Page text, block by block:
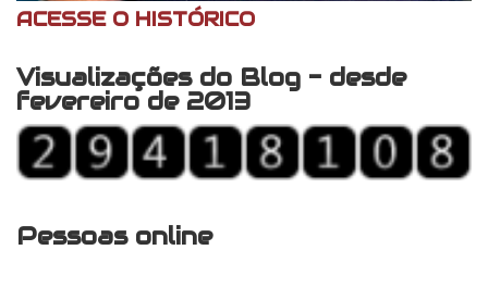
ACESSE O HISTÓRICO
Visualizações do Blog - desde
fevereiro de 2013
Pessoas online